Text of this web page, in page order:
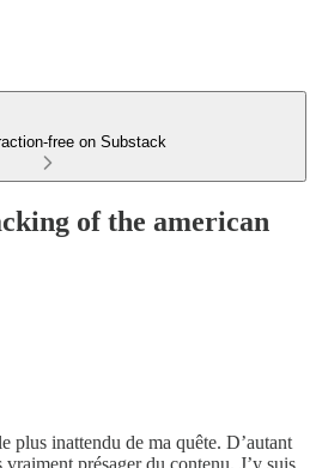
free on Substack
of the american
plus inattendu de ma quête. D’autant
présager du contenu. J’y suis